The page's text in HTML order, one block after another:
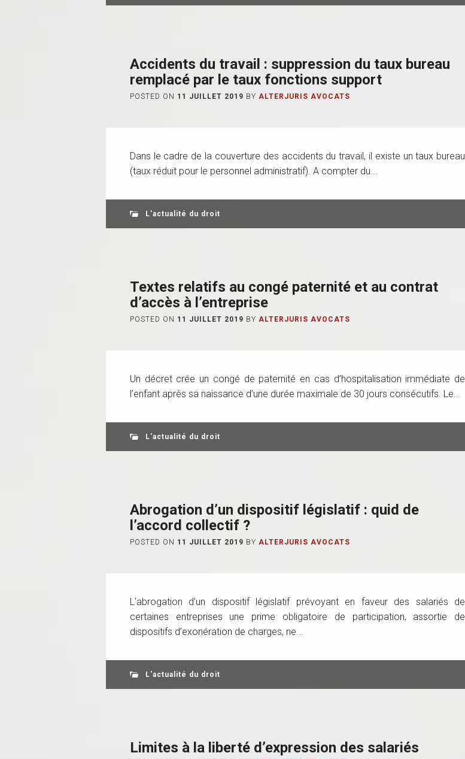
Accidents du travail : suppression du taux bureau
remplacé par le taux fonctions support
POSTED ON 11 JUILLET 2019 BY ALTERJURIS AVOCATS
Dans le cadre de la couverture des accidents du travail, il existe un taux bureau
(taux réduit pour le personnel administratif). A compter du...
L'actualité du droit
Textes relatifs au congé paternité et au contrat
d’accès à l’entreprise
POSTED ON 11 JUILLET 2019 BY ALTERJURIS AVOCATS
Un décret crée un congé de paternité en cas d’hospitalisation immédiate de
l’enfant après sa naissance d’une durée maximale de 30 jours consécutifs. Le...
L'actualité du droit
Abrogation d’un dispositif législatif : quid de
l’accord collectif ?
POSTED ON 11 JUILLET 2019 BY ALTERJURIS AVOCATS
L’abrogation d’un dispositif législatif prévoyant en faveur des salariés de
certaines entreprises une prime obligatoire de participation, assortie de
dispositifs d’exonération de charges, ne...
L'actualité du droit
Limites à la liberté d’expression des salariés